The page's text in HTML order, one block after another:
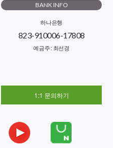
BANK INFO
하나은행
823-910006-17808
예금주 : 최선경
1:1 문의하기